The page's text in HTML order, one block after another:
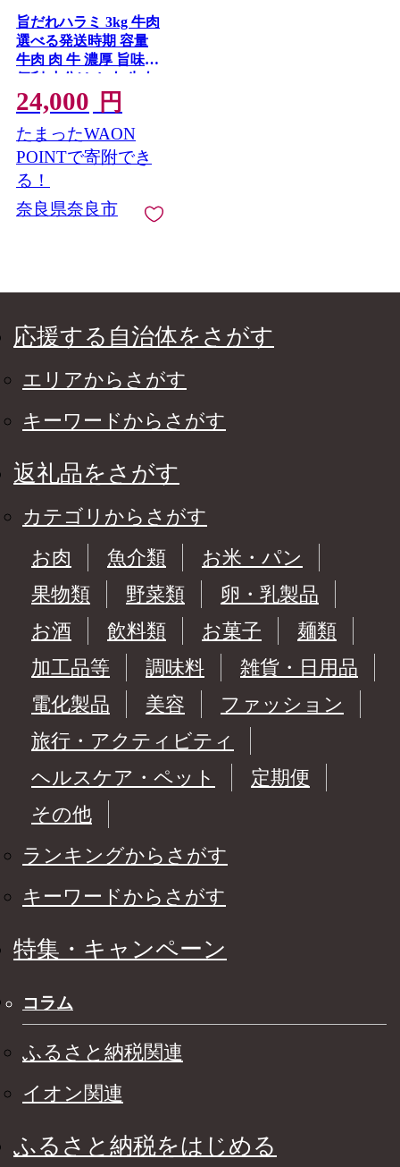
旨だれハラミ 3kg 牛肉
選べる発送時期 容量
牛肉 肉 牛 濃厚 旨味
便利 小分け お肉 牛肉
ハラミ 牛ハラミ 冷凍
送料無料 近藤精肉店
24-007
24,000 円
たまったWAON
POINTで寄附でき
る！
奈良県奈良市
応援する自治体をさがす
エリアからさがす
キーワードからさがす
返礼品をさがす
カテゴリからさがす
お肉
魚介類
お米・パン
果物類
野菜類
卵・乳製品
お酒
飲料類 お菓子
麺類
加工品等
調味料
雑貨・日用品
電化製品
美容
ファッション
旅行・アクティビティ
ヘルスケア・ペット
定期便
その他
ランキングからさがす
キーワードからさがす
特集・キャンペーン
コラム
ふるさと納税関連
イオン関連
ふるさと納税をはじめる